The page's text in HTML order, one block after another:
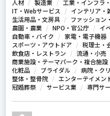
人材
製造業 工業・インフラ
IT・Webサービス
インテリア・
生活用品・文房具
ファッション
農園・農業
NPO・官公庁
イ
自動車・バイク
家電・電子機器
スポーツ・アウトドア
税理士・
飲食店・レストラン
流通・小売
商業施設・テーマパーク・複合施設
化粧品
ブライダル 病院・ク
整体・整骨院
エンターテイメン
冠婚葬祭
サービス業 専門サ